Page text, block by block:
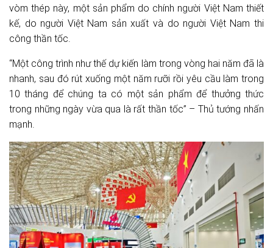
vòm thép này, một sản phẩm do chính người Việt Nam thiết
kế, do người Việt Nam sản xuất và do người Việt Nam thi
công thần tốc.
“Một công trình như thế dự kiến làm trong vòng hai năm đã là
nhanh, sau đó rút xuống một năm rưỡi rồi yêu cầu làm trong
10 tháng để chúng ta có một sản phẩm để thưởng thức
trong những ngày vừa qua là rất thần tốc” – Thủ tướng nhấn
mạnh.